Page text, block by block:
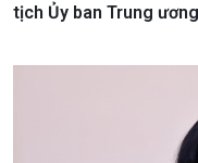
tịch Ủy ban Trung